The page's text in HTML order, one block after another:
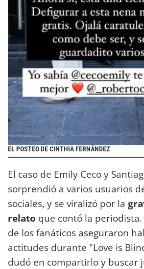
EL POSTEO DE CINTHIA FERNÁNDEZ
El caso de Emily Ceco y
sorprendió a varios usuarios
sociales, y se viralizó por la
relato que contó la
de los fanáticos aseguraron
actitudes durante "Love is
dudó en compartirlo y buscar